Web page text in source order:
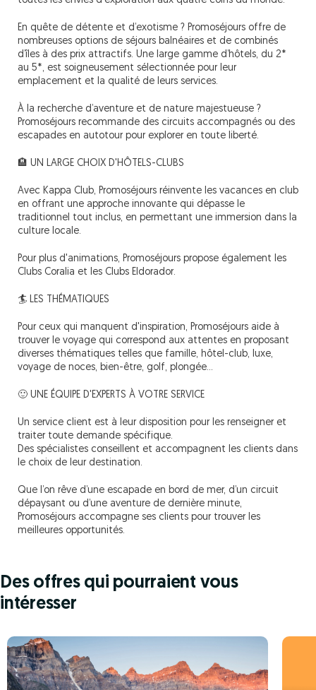
En quête de détente et d’exotisme ? Promoséjours offre de
nombreuses options de séjours balnéaires et de combinés
d’îles à des prix attractifs. Une large gamme d’hôtels, du 2*
au 5*, est soigneusement sélectionnée pour leur
emplacement et la qualité de leurs services.
À la recherche d’aventure et de nature majestueuse ?
Promoséjours recommande des circuits accompagnés ou des
escapades en autotour pour explorer en toute liberté.
🏨 UN LARGE CHOIX D'HÔTELS-CLUBS
Avec Kappa Club, Promoséjours réinvente les vacances en club
en offrant une approche innovante qui dépasse le
traditionnel tout inclus, en permettant une immersion dans la
culture locale.
Pour plus d'animations, Promoséjours propose également les
Clubs Coralia et les Clubs Eldorador.
🏄 LES THÉMATIQUES
Pour ceux qui manquent d'inspiration, Promoséjours aide à
trouver le voyage qui correspond aux attentes en proposant
diverses thématiques telles que famille, hôtel-club, luxe,
voyage de noces, bien-être, golf, plongée...
🙂 UNE ÉQUIPE D'EXPERTS À VOTRE SERVICE
Un service client est à leur disposition pour les renseigner et
traiter toute demande spécifique.
Des spécialistes conseillent et accompagnent les clients dans
le choix de leur destination.
Que l’on rêve d’une escapade en bord de mer, d’un circuit
dépaysant ou d’une aventure de dernière minute,
Promoséjours accompagne ses clients pour trouver les
meilleures opportunités.
Des offres qui pourraient vous
intéresser